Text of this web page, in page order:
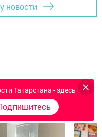
новости
Татарстана - здесь